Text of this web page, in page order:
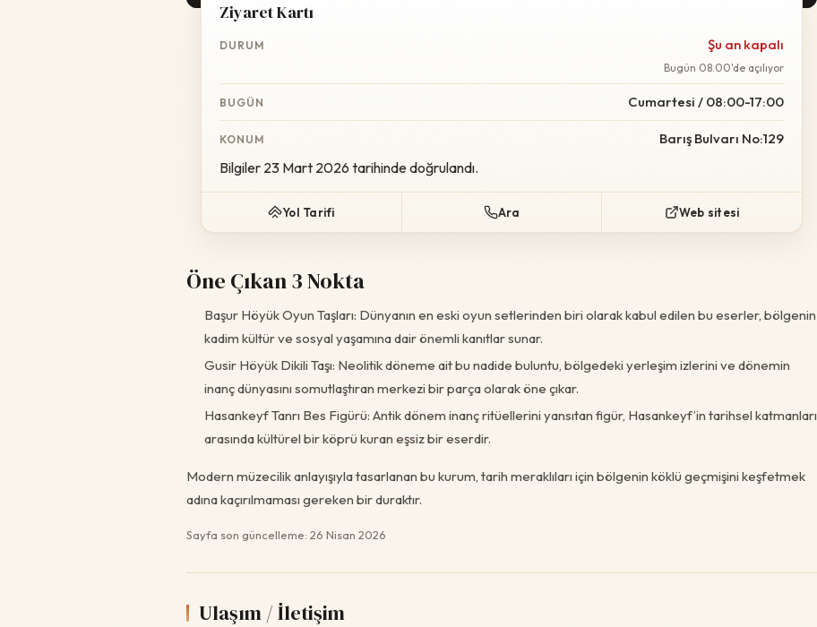
Ziyaret Kartı
DURUM Şu an kapalı
Bugün 08.00'de açılıyor
BUGÜN Cumartesi / 08:00-17:00
KONUM Barış Bulvarı No:129
Bilgiler 23 Mart 2026 tarihinde doğrulandı.
Yol Tarifi Ara Web sitesi
Öne Çıkan 3 Nokta
Başur Höyük Oyun Taşları: Dünyanın en eski oyun setlerinden biri olarak kabul edilen bu eserler, bölgenin
kadim kültür ve sosyal yaşamına dair önemli kanıtlar sunar.
Gusir Höyük Dikili Taşı: Neolitik döneme ait bu nadide buluntu, bölgedeki yerleşim izlerini ve dönemin
inanç dünyasını somutlaştıran merkezi bir parça olarak öne çıkar.
Hasankeyf Tanrı Bes Figürü: Antik dönem inanç ritüellerini yansıtan figür, Hasankeyf’in tarihsel katmanları
arasında kültürel bir köprü kuran eşsiz bir eserdir.
Modern müzecilik anlayışıyla tasarlanan bu kurum, tarih meraklıları için bölgenin köklü geçmişini keşfetmek
adına kaçırılmaması gereken bir duraktır.
Sayfa son güncelleme: 26 Nisan 2026
Ulaşım / İletişim